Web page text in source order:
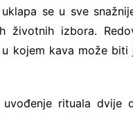
se u sve
životnih izbora.
kojem kava može
uvođenje rituala